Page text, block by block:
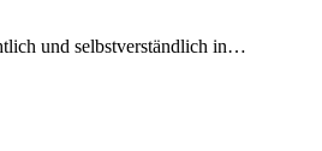
und selbstverständlich in…